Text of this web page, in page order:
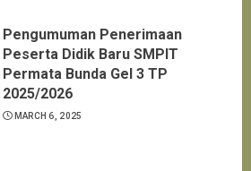
Pengumuman Penerimaan
Peserta Didik Baru SMPIT
Permata Bunda Gel 3 TP
2025/2026
MARCH 6, 2025